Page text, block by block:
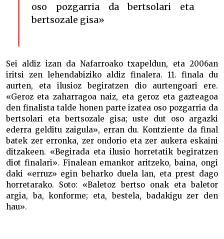
oso pozgarria da bertsolari eta
bertsozale gisa»
Sei aldiz izan da Nafarroako txapeldun, eta 2006an
iritsi zen lehendabiziko aldiz finalera. 11. finala du
aurten, eta ilusioz begiratzen dio aurtengoari ere.
«Geroz eta zaharragoa naiz, eta geroz eta gazteagoa
den finalista talde honen parte izatea oso pozgarria da
bertsolari eta bertsozale gisa; uste dut oso argazki
ederra gelditu zaigula», erran du. Kontziente da final
batek zer erronka, zer ondorio eta zer aukera eskaini
ditzakeen. «Begirada eta ilusio horretatik begiratzen
diot finalari». Finalean emankor aritzeko, baina, ongi
daki «erruz» egin beharko duela lan, eta prest dago
horretarako. Soto: «Baletoz bertso onak eta baletor
argia, ba, konforme; eta, bestela, badakigu zer den
hau».